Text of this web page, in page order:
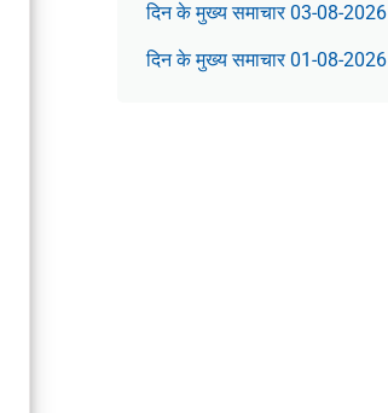
दिन के मुख्य समाचार 03-08-2026
दिन के मुख्य समाचार 01-08-2026